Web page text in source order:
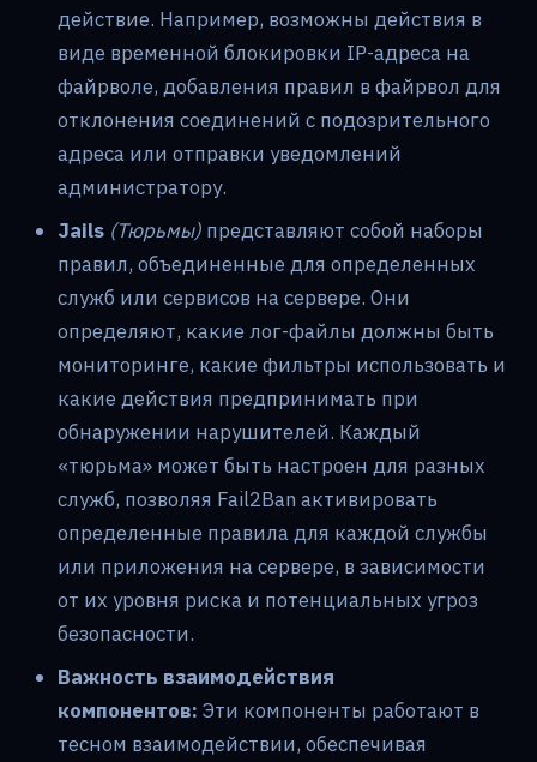
действие. Например, возможны действия в
виде временной блокировки IP-адреса на
файрволе, добавления правил в файрвол для
отклонения соединений с подозрительного
адреса или отправки уведомлений
администратору.
Jails (Тюрьмы) представляют собой наборы
правил, объединенные для определенных
служб или сервисов на сервере. Они
определяют, какие лог-файлы должны быть
мониторинге, какие фильтры использовать и
какие действия предпринимать при
обнаружении нарушителей. Каждый
«тюрьма» может быть настроен для разных
служб, позволяя Fail2Ban активировать
определенные правила для каждой службы
или приложения на сервере, в зависимости
от их уровня риска и потенциальных угроз
безопасности.
Важность взаимодействия
компонентов: Эти компоненты работают в
тесном взаимодействии, обеспечивая